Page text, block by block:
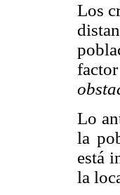
Los
Lo
la
está
la